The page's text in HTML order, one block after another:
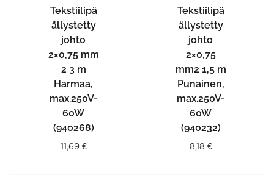
Tekstiilipä
ällystetty
johto
2×0,75 mm
2 3 m
Harmaa,
max.250V-
60W
(940268)
11,69 €
Tekstiilipä
ällystetty
johto
2×0,75
mm2 1,5 m
Punainen,
max.250V-
60W
(940232)
8,18 €